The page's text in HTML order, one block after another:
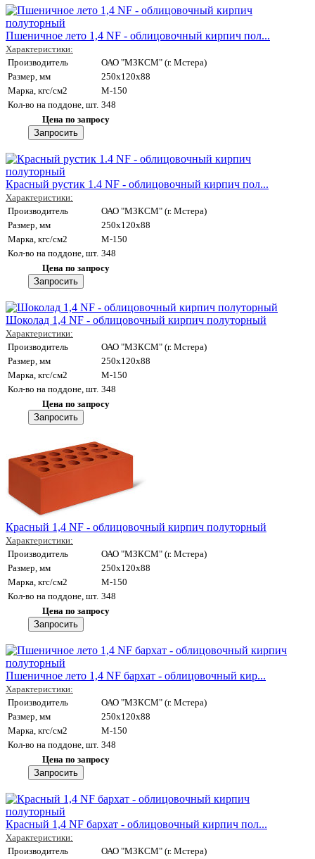
Пшеничное лето 1,4 NF - облицовочный кирпич пол...
Характеристики:
Производитель
ОАО "МЗКСМ" (г. Мстера)
Размер, мм
250x120x88
Марка, кгс/см2
M-150
Кол-во на поддоне, шт. 348
Цена по запросу
Красный рустик 1.4 NF - облицовочный кирпич пол...
Характеристики:
Производитель
ОАО "МЗКСМ" (г. Мстера)
Размер, мм
250x120x88
Марка, кгс/см2
M-150
Кол-во на поддоне, шт. 348
Цена по запросу
Шоколад 1,4 NF - облицовочный кирпич полуторный
Характеристики:
Производитель
ОАО "МЗКСМ" (г. Мстера)
Размер, мм
250x120x88
Марка, кгс/см2
M-150
Кол-во на поддоне, шт. 348
Цена по запросу
Красный 1,4 NF - облицовочный кирпич полуторный
Характеристики:
Производитель
ОАО "МЗКСМ" (г. Мстера)
Размер, мм
250x120x88
Марка, кгс/см2
M-150
Кол-во на поддоне, шт. 348
Цена по запросу
Пшеничное лето 1,4 NF бархат - облицовочный кир...
Характеристики:
Производитель
ОАО "МЗКСМ" (г. Мстера)
Размер, мм
250x120x88
Марка, кгс/см2
M-150
Кол-во на поддоне, шт. 348
Цена по запросу
Красный 1,4 NF бархат - облицовочный кирпич пол...
Характеристики:
Производитель
ОАО "МЗКСМ" (г. Мстера)